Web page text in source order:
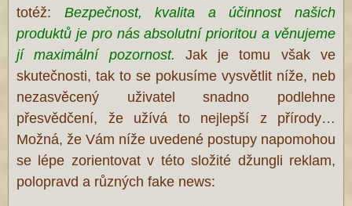
totéž: Bezpečnost, kvalita a účinnost našich
produktů je pro nás absolutní prioritou a věnujeme
jí maximální pozornost. Jak je tomu však ve
skutečnosti, tak to se pokusíme vysvětlit níže, neb
nezasvěcený uživatel snadno podlehne
přesvědčení, že užívá to nejlepší z přírody…
Možná, že Vám níže uvedené postupy napomohou
se lépe zorientovat v této složité džungli reklam,
polopravd a různých fake news: